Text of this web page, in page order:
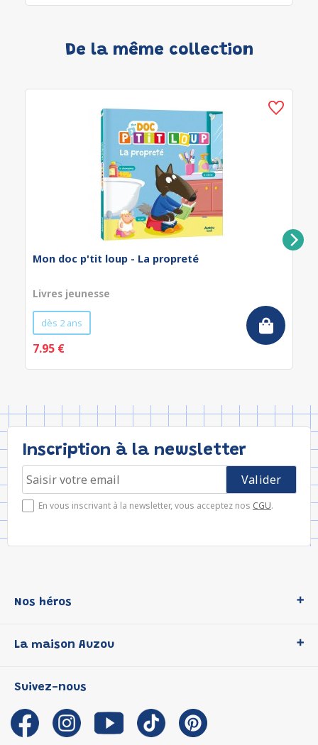
De la même collection
Mon doc p'tit loup - La propreté
Livres jeunesse
dès 2 ans
7.95 €
Inscription à la newsletter
En vous inscrivant à la newsletter, vous acceptez nos CGU.
Nos héros
P'tit Loup
Les Influenceuses
Migali
Petite Taupe
La maison Auzou
Notre histoire
Auzou s'engage
Auteurs et illustrateurs Auzou
Suivez-nous